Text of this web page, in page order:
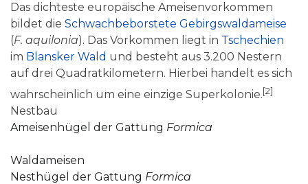
Das dichteste europäische Ameisenvorkommen
bildet die Schwachbeborstete Gebirgswaldameise
(F. aquilonia). Das Vorkommen liegt in Tschechien
im Blansker Wald und besteht aus 3.200 Nestern
auf drei Quadratkilometern. Hierbei handelt es sich
wahrscheinlich um eine einzige Superkolonie.[2]
Nestbau
Ameisenhügel der Gattung Formica
Waldameisen
Nesthügel der Gattung Formica